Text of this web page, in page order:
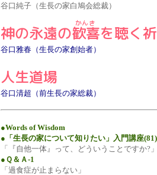
谷口純子（生長の家白鳩会総裁）
神の永遠の歓喜を聴く
谷口雅春（生長の家創始者）
人生道場
谷口清超（前生長の家総裁）
●Words of Wisdom
●「生長の家について知りたい」入門講座(81)
「『自他一体』って、どういうことですか?
●Ｑ＆Ａ-1
「過食症が止まらない」